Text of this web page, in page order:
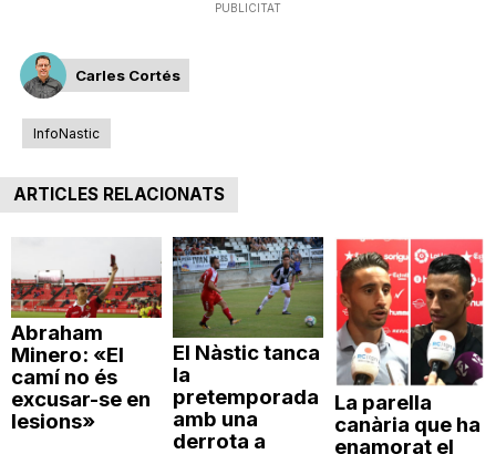
PUBLICITAT
Carles Cortés
InfoNastic
ARTICLES RELACIONATS
Abraham
Minero: «El
camí no és
excusar-se en
lesions»
El Nàstic tanca
la
pretemporada
amb una
derrota a
La parella
canària que ha
enamorat el